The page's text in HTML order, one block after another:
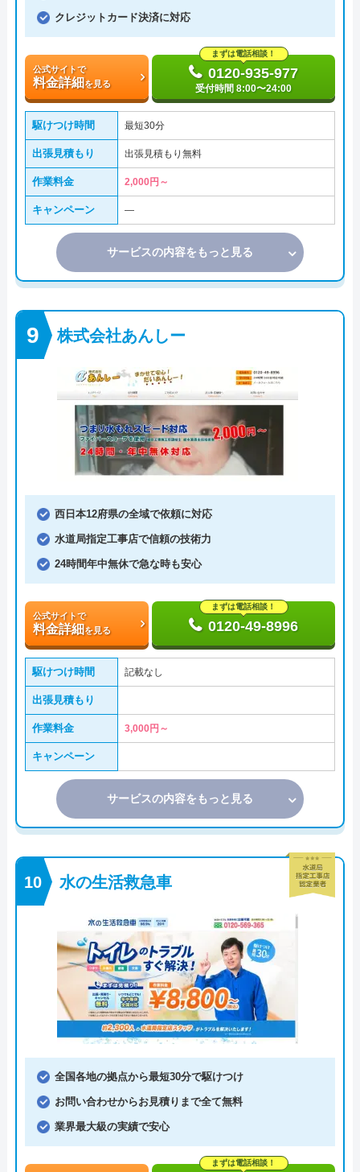
クレジットカード決済に対応
公式サイトで
料金詳細を見る
まずは電話相談！
0120-935-977
受付時間 8:00〜24:00
駆けつけ時間 最短30分
出張見積もり 出張見積もり無料
作業料金 2,000円～
キャンペーン ―
サービスの内容をもっと見る
株式会社あんしー
西日本12府県の全域で依頼に対応
水道局指定工事店で信頼の技術力
24時間年中無休で急な時も安心
公式サイトで
料金詳細を見る
まずは電話相談！
0120-49-8996
駆けつけ時間 記載なし
出張見積もり
作業料金 3,000円～
キャンペーン
サービスの内容をもっと見る
水の生活救急車
全国各地の拠点から最短30分で駆けつけ
お問い合わせからお見積りまで全て無料
業界最大級の実績で安心
まずは電話相談！